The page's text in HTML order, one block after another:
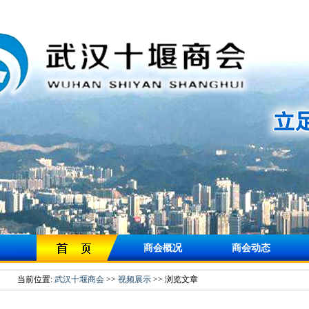
商会概况 商会动态
当前位置: 武汉十堰商会 >> 视频展示 >> 浏览文章